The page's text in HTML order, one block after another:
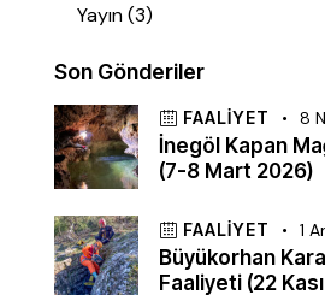
Yayın(3)
Son Gönderiler
FAALIYET 8
İnegöl Kapan
(7-8 Mart 2026)
FAALIYET 1
Büyükorhan
Faaliyeti (22